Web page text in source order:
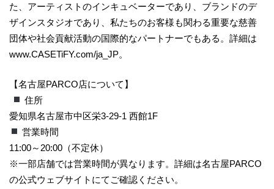
た、アーティストのインキュベーターであり、ブランドのデ
ザインスタジオであり、私たちのお客様も関わる重要な慈善
団体や社会貢献活動の国際的なパートナーでもある。詳細は
www.CASETiFY.com/ja_JP。
【名古屋PARCO店について】
住所
愛知県名古屋市中区栄3-29-1 西館1F
営業時間
11:00～20:00（不定休）
※一部店舗では営業時間が異なります。詳細は名古屋PARCO
の公式ウェブサイトにてご確認ください。